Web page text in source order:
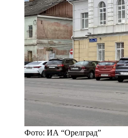
Фото: ИА “Орелград”